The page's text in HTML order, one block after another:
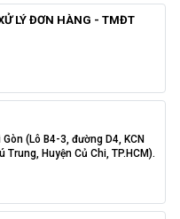
LÝ ĐƠN HÀNG - TMĐT
(Lô B4-3, đường D4, KCN
Trung, Huyện Củ Chi, TP.HCM).